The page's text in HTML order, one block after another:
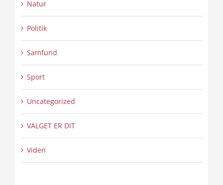
Natur
Politik
Samfund
Sport
Uncategorized
VALGET ER DIT
Viden